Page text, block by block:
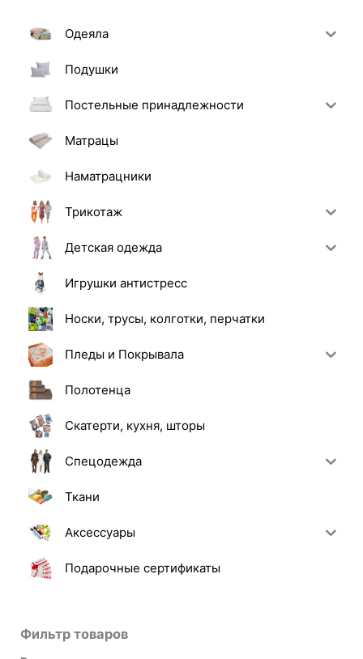
Одеяла
Подушки
Постельные принадлежности
Матрацы
Наматрацники
Трикотаж
Детская одежда
Игрушки антистресс
Носки, трусы, колготки, перчатки
Пледы и Покрывала
Полотенца
Скатерти, кухня, шторы
Спецодежда
Ткани
Аксессуары
Подарочные сертификаты
Фильтр товаров